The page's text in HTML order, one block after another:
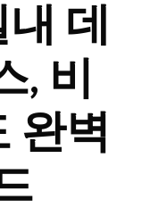
데
, 비
완벽